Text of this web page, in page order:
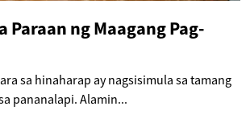
Paraan ng Maagang Pag-
sa hinaharap ay nagsisimula sa tamang
pananalapi. Alamin...